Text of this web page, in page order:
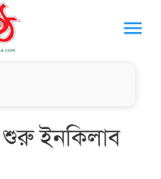
menu
শুরু ইনকিলাব